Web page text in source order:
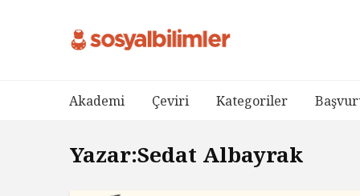
Akademi Çeviri Kategoriler
Yazar:Sedat Albayrak